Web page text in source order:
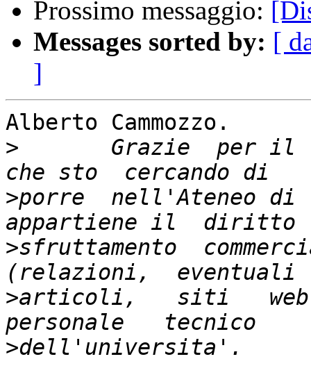
Prossimo messaggio:
Messages sorted by: [
]
Alberto Cammozzo.
>
>porre  nell'Ateneo di
>sfruttamento
>articoli,   siti   web,
>